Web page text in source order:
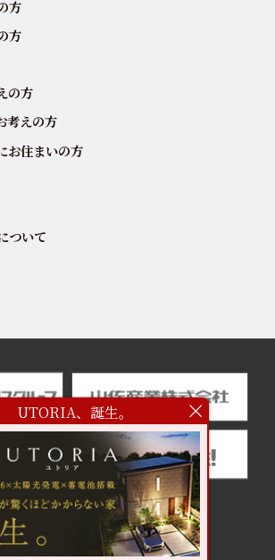
方
方
の方
考えの方
お住まいの方
ついて
UTORIA、誕生。